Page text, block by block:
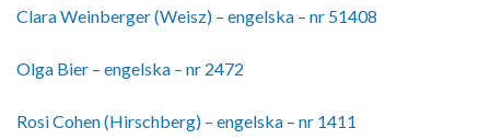
Clara Weinberger (Weisz) – engelska – nr 51408
Olga Bier – engelska – nr 2472
Rosi Cohen (Hirschberg) – engelska – nr 1411